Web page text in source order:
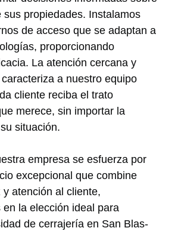
sus propiedades. Instalamos
de acceso que se adaptan a
proporcionando
La atención cercana y
a nuestro equipo
cliente reciba el trato
merece, sin importar la
situación.
empresa se esfuerza por
excepcional que combine
atención al cliente,
la elección ideal para
de cerrajería en San Blas-